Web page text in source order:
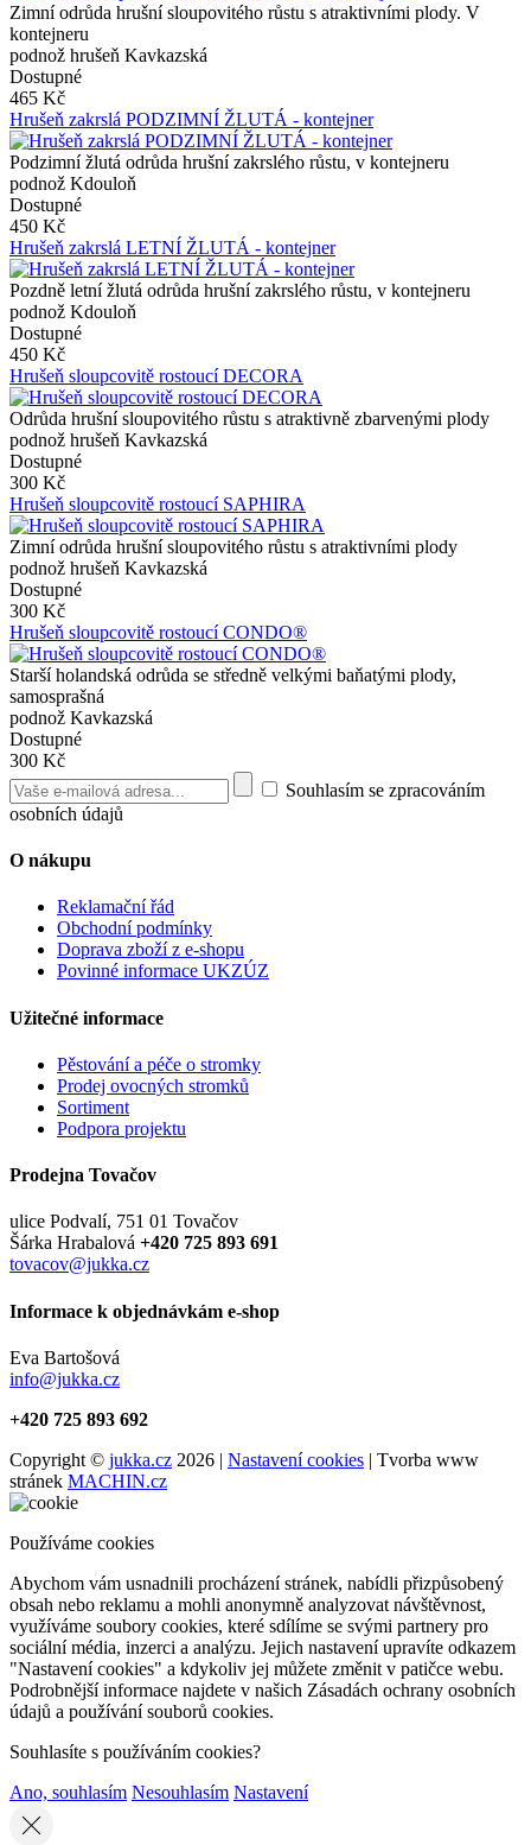
Zimní odrůda hrušní sloupovitého růstu s atraktivními plody. V
kontejneru
podnož hrušeň Kavkazská
Dostupné
465 Kč
Hrušeň zakrslá PODZIMNÍ ŽLUTÁ - kontejner
Podzimní žlutá odrůda hrušní zakrslého růstu, v kontejneru
podnož Kdouloň
Dostupné
450 Kč
Hrušeň zakrslá LETNÍ ŽLUTÁ - kontejner
Pozdně letní žlutá odrůda hrušní zakrslého růstu, v kontejneru
podnož Kdouloň
Dostupné
450 Kč
Hrušeň sloupcovitě rostoucí DECORA
Odrůda hrušní sloupovitého růstu s atraktivně zbarvenými plody
podnož hrušeň Kavkazská
Dostupné
300 Kč
Hrušeň sloupcovitě rostoucí SAPHIRA
Zimní odrůda hrušní sloupovitého růstu s atraktivními plody
podnož hrušeň Kavkazská
Dostupné
300 Kč
Hrušeň sloupcovitě rostoucí CONDO®
Starší holandská odrůda se středně velkými baňatými plody,
samosprašná
podnož Kavkazská
Dostupné
300 Kč
Souhlasím se zpracováním
osobních údajů
O nákupu
Reklamační řád
Obchodní podmínky
Doprava zboží z e-shopu
Povinné informace UKZÚZ
Užitečné informace
Pěstování a péče o stromky
Prodej ovocných stromků
Sortiment
Podpora projektu
Prodejna Tovačov
ulice Podvalí, 751 01 Tovačov
Šárka Hrabalová +420 725 893 691
tovacov@jukka.cz
Informace k objednávkám e-shop
Eva Bartošová
info@jukka.cz
+420 725 893 692
Copyright © jukka.cz 2026 | Nastavení cookies | Tvorba www
stránek MACHIN.cz
Používáme cookies
Abychom vám usnadnili procházení stránek, nabídli přizpůsobený
obsah nebo reklamu a mohli anonymně analyzovat návštěvnost,
využíváme soubory cookies, které sdílíme se svými partnery pro
sociální média, inzerci a analýzu. Jejich nastavení upravíte odkazem
"Nastavení cookies" a kdykoliv jej můžete změnit v patičce webu.
Podrobnější informace najdete v našich Zásadách ochrany osobních
údajů a používání souborů cookies.
Souhlasíte s používáním cookies?
Ano, souhlasím Nesouhlasím Nastavení